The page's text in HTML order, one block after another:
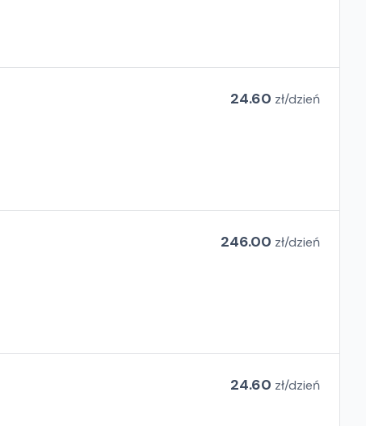
24.60 zł/dzień
246.00 zł/dzień
24.60 zł/dzień